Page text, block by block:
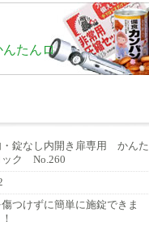
たんロ
・錠なし内開き扉専用 かんた
ック No.260
傷つけずに簡単に施錠できま